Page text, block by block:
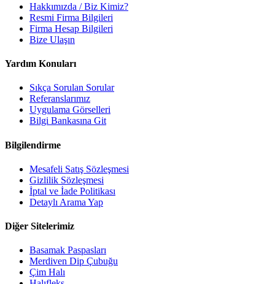
Hakkımızda / Biz Kimiz?
Resmi Firma Bilgileri
Firma Hesap Bilgileri
Bize Ulaşın
Yardım Konuları
Sıkça Sorulan Sorular
Referanslarımız
Uygulama Görselleri
Bilgi Bankasına Git
Bilgilendirme
Mesafeli Satış Sözleşmesi
Gizlilik Sözleşmesi
İptal ve İade Politikası
Detaylı Arama Yap
Diğer Sitelerimiz
Basamak Paspasları
Merdiven Dip Çubuğu
Çim Halı